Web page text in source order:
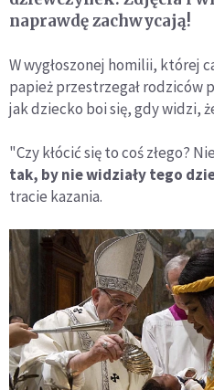
naprawdę zachwycają!
W wygłoszonej homilii, której
papież przestrzegał rodziców
jak dziecko boi się, gdy widzi,
"Czy kłócić się to coś złego?
tak, by nie widziały tego
tracie kazania.